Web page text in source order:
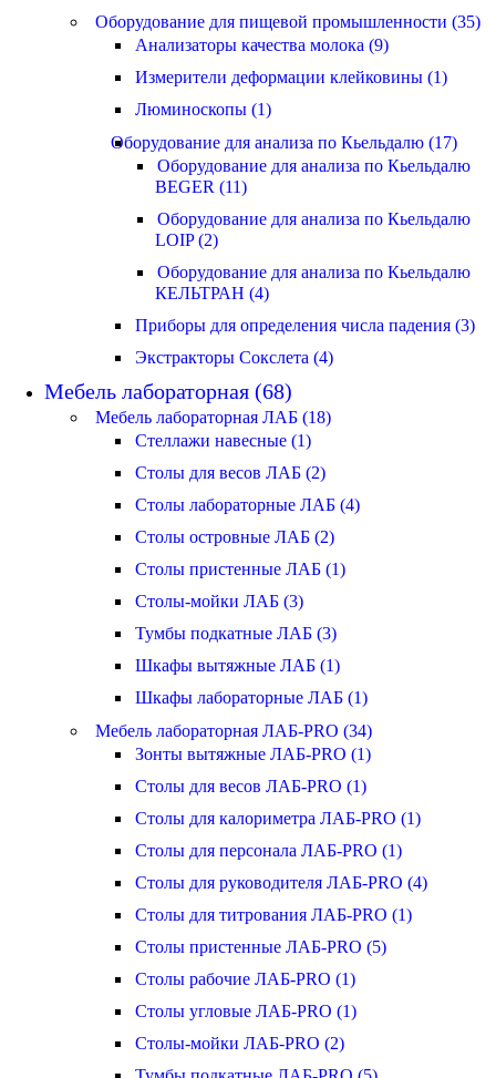
Оборудование для пищевой промышленности (35)
Анализаторы качества молока (9)
Измерители деформации клейковины (1)
Люминоскопы (1)
Оборудование для анализа по Кьельдалю (17)
Оборудование для анализа по Кьельдалю
BEGER (11)
Оборудование для анализа по Кьельдалю
LOIP (2)
Оборудование для анализа по Кьельдалю
КЕЛЬТРАН (4)
Приборы для определения числа падения (3)
Экстракторы Сокслета (4)
Мебель лабораторная (68)
Мебель лабораторная ЛАБ (18)
Стеллажи навесные (1)
Столы для весов ЛАБ (2)
Столы лабораторные ЛАБ (4)
Столы островные ЛАБ (2)
Столы пристенные ЛАБ (1)
Столы-мойки ЛАБ (3)
Тумбы подкатные ЛАБ (3)
Шкафы вытяжные ЛАБ (1)
Шкафы лабораторные ЛАБ (1)
Мебель лабораторная ЛАБ-PRO (34)
Зонты вытяжные ЛАБ-PRO (1)
Столы для весов ЛАБ-PRO (1)
Столы для калориметра ЛАБ-PRO (1)
Столы для персонала ЛАБ-PRO (1)
Столы для руководителя ЛАБ-PRO (4)
Столы для титрования ЛАБ-PRO (1)
Столы пристенные ЛАБ-PRO (5)
Столы рабочие ЛАБ-PRO (1)
Столы угловые ЛАБ-PRO (1)
Столы-мойки ЛАБ-PRO (2)